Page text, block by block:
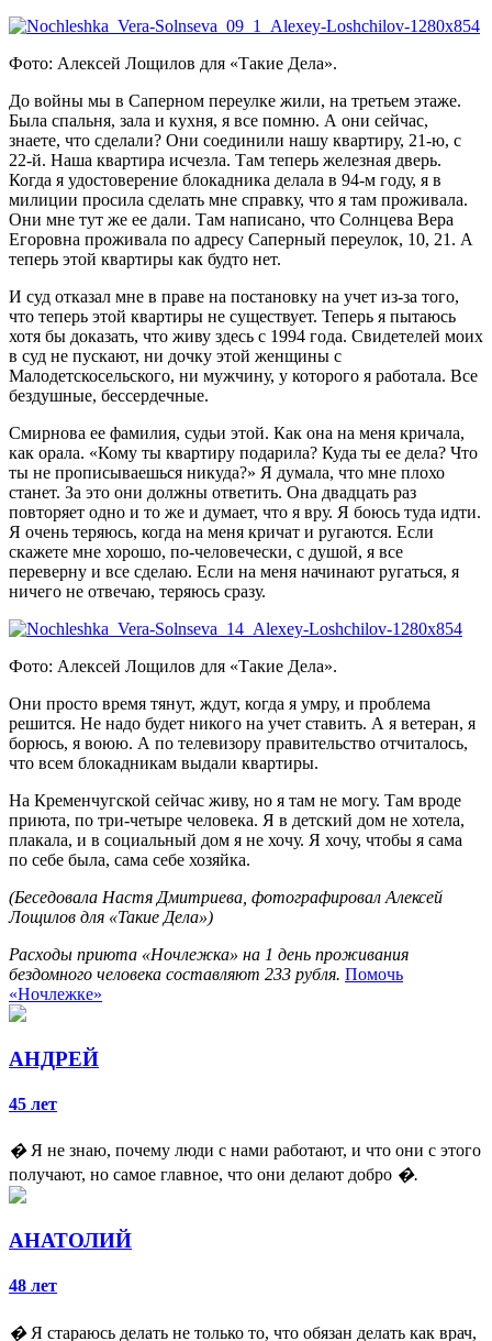
Фото: Алексей Лощилов для «Такие Дела».
До войны мы в Саперном переулке жили, на третьем этаже.
Была спальня, зала и кухня, я все помню. А они сейчас,
знаете, что сделали? Они соединили нашу квартиру, 21-ю, с
22-й. Наша квартира исчезла. Там теперь железная дверь.
Когда я удостоверение блокадника делала в 94-м году, я в
милиции просила сделать мне справку, что я там проживала.
Они мне тут же ее дали. Там написано, что Солнцева Вера
Егоровна проживала по адресу Саперный переулок, 10, 21. А
теперь этой квартиры как будто нет.
И суд отказал мне в праве на постановку на учет из-за того,
что теперь этой квартиры не существует. Теперь я пытаюсь
хотя бы доказать, что живу здесь с 1994 года. Свидетелей моих
в суд не пускают, ни дочку этой женщины с
Малодетскосельского, ни мужчину, у которого я работала. Все
бездушные, бессердечные.
Смирнова ее фамилия, судьи этой. Как она на меня кричала,
как орала. «Кому ты квартиру подарила? Куда ты ее дела? Что
ты не прописываешься никуда?» Я думала, что мне плохо
станет. За это они должны ответить. Она двадцать раз
повторяет одно и то же и думает, что я вру. Я боюсь туда идти.
Я очень теряюсь, когда на меня кричат и ругаются. Если
скажете мне хорошо, по-человечески, с душой, я все
переверну и все сделаю. Если на меня начинают ругаться, я
ничего не отвечаю, теряюсь сразу.
Фото: Алексей Лощилов для «Такие Дела».
Они просто время тянут, ждут, когда я умру, и проблема
решится. Не надо будет никого на учет ставить. А я ветеран, я
борюсь, я воюю. А по телевизору правительство отчиталось,
что всем блокадникам выдали квартиры.
На Кременчугской сейчас живу, но я там не могу. Там вроде
приюта, по три-четыре человека. Я в детский дом не хотела,
плакала, и в социальный дом я не хочу. Я хочу, чтобы я сама
по себе была, сама себе хозяйка.
(Беседовала Настя Дмитриева, фотографировал Алексей
Лощилов для «Такие Дела»)
Расходы приюта «Ночлежка» на 1 день проживания
бездомного человека составляют 233 рубля. Помочь
«Ночлежке»
АНДРЕЙ
45 лет
�Я не знаю, почему люди с нами работают, и что они с этого
получают, но самое главное, что они делают добро �.
АНАТОЛИЙ
48 лет
�Я стараюсь делать не только то, что обязан делать как врач,